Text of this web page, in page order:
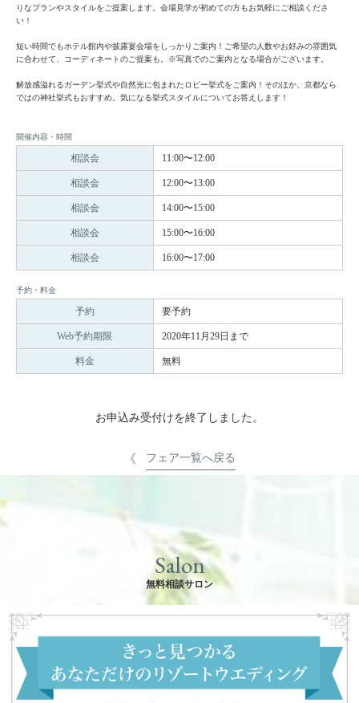
りなプランやスタイルをご提案します。会場見学が初めての方もお気軽にご相談くださ
い！
短い時間でもホテル館内や披露宴会場をしっかりご案内！ご希望の人数やお好みの雰囲気
に合わせて、コーディネートのご提案も。※写真でのご案内となる場合がございます。
解放感溢れるガーデン挙式や自然光に包まれたロビー挙式をご案内！そのほか、京都なら
ではの神社挙式もおすすめ。気になる挙式スタイルについてお答えします！
開催内容・時間
相談会 11:00〜12:00
相談会 12:00〜13:00
相談会 14:00〜15:00
相談会 15:00〜16:00
相談会 16:00〜17:00
予約・料金
予約 要予約
Web予約期限 2020年11月29日まで
料金 無料
お申込み受付けを終了しました。
フェア一覧へ戻る
Salon
無料相談サロン